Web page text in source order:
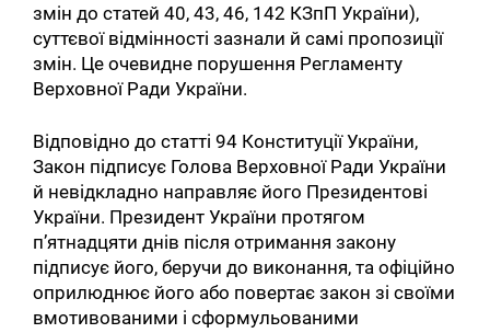
змін до статей 40, 43, 46, 142 КЗпП України),
суттєвої відмінності зазнали й самі пропозиції
змін. Це очевидне порушення Регламенту
Верховної Ради України.
Відповідно до статті 94 Конституції України,
Закон підписує Голова Верховної Ради України
й невідкладно направляє його Президентові
України. Президент України протягом
п’ятнадцяти днів після отримання закону
підписує його, беручи до виконання, та офіційно
оприлюднює його або повертає закон зі своїми
вмотивованими і сформульованими